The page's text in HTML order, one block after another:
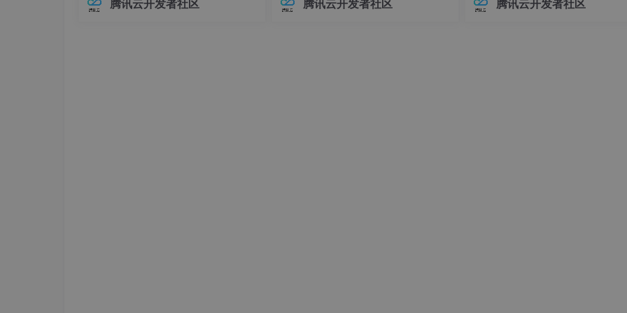
7.其他注意事项
在Elasticsearch中，对象类型（Objec
腾讯云开发者社区
中，连接器版本管理常常让开发者头疼
腾讯云开发者社区
环境前，请确保你的系统满足以下要
腾讯云开发者社区